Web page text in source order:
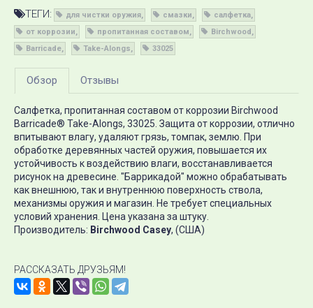
ТЕГИ: для чистки оружия смазки
салфетка
от коррозии
пропитанная составом
Birchwood
Barricade
Take-Alongs 33025
Обзор Отзывы
Салфетка, пропитанная составом от коррозии Birchwood
Barricade® Take-Alongs, 33025. Защита от коррозии, отлично
впитывают влагу, удаляют грязь, томпак, землю. При
обработке деревянных частей оружия, повышается их
устойчивость к воздействию влаги, восстанавливается
рисунок на древесине. "Баррикадой" можно обрабатывать
как внешнюю, так и внутреннюю поверхность ствола,
механизмы оружия и магазин. Не требует специальных
условий хранения. Цена указана за штуку.
Производитель: Birchwood Casey, (США)
РАССКАЗАТЬ ДРУЗЬЯМ!